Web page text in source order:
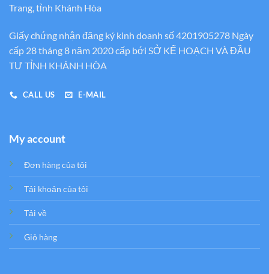
Trang, tỉnh Khánh Hòa
Giấy chứng nhận đăng ký kinh doanh số 4201905278 Ngày
cấp 28 tháng 8 năm 2020 cấp bới SỞ KẾ HOẠCH VÀ ĐẦU
TƯ TỈNH KHÁNH HÒA
CALL US E-MAIL
My account
Đơn hàng của tôi
Tải khoản của tôi
Tải về
Giỏ hàng